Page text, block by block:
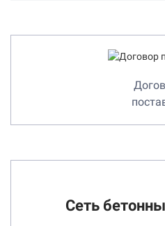
Сеть